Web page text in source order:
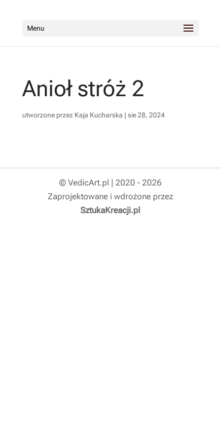
Menu
Anioł stróż 2
utworzone przez Kaja Kucharska | sie 28, 2024
© VedicArt.pl | 2020 - 2026
Zaprojektowane i wdrożone przez
SztukaKreacji.pl